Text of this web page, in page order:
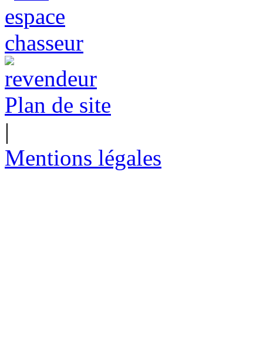
Plan de site
|
Mentions légales